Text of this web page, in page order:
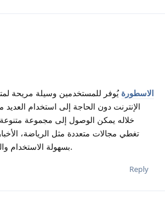
الاسطورة يُوفر للمستخدمين وسيلة مريحة
الإنترنت دون الحاجة إلى استخدام
خلاله يمكن الوصول إلى مجموعة متنوعة
تغطي مجالات متعددة مثل الرياضة،
بسهولة الاستخدام والتنقل بين الأقسام المختلفة.
Reply